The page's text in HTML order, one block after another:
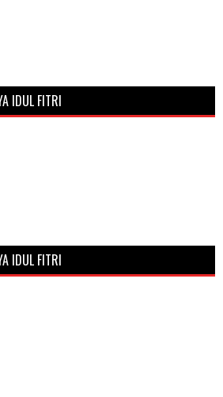
IDUL FITRI
IDUL FITRI